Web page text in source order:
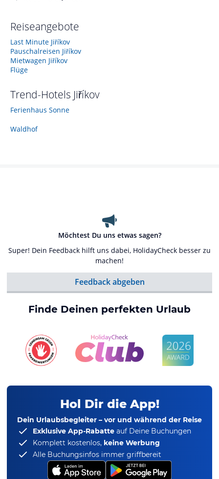
Reiseangebote
Last Minute Jiříkov
Pauschalreisen Jiříkov
Mietwagen Jiříkov
Flüge
Trend-Hotels Jiříkov
Ferienhaus Sonne
Waldhof
Möchtest Du uns etwas sagen?
Super! Dein Feedback hilft uns dabei, HolidayCheck besser zu
machen!
Feedback abgeben
Finde Deinen perfekten Urlaub
Hol Dir die App!
Dein Urlaubsbegleiter – vor und während der Reise
Exklusive App-Rabatte auf Deine Buchungen
Komplett kostenlos, keine Werbung
Alle Buchungsinfos immer griffbereit